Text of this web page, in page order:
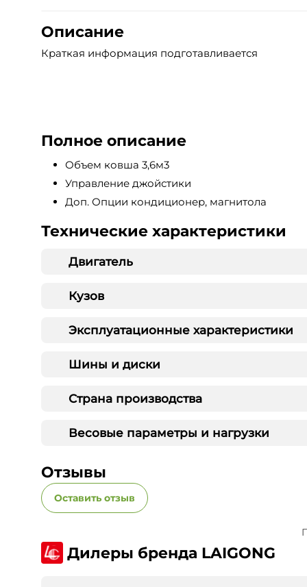
Описание
Краткая информация подготавливается
Полное описание
Объем ковша 3,6м3
Управление джойстики
Доп. Опции кондиционер, магнитола
Технические характеристики
Двигатель
Кузов
Эксплуатационные характеристики
Шины и диски
Страна производства
Весовые параметры и нагрузки
Отзывы
Оставить отзыв
Дилеры бренда LAIGONG